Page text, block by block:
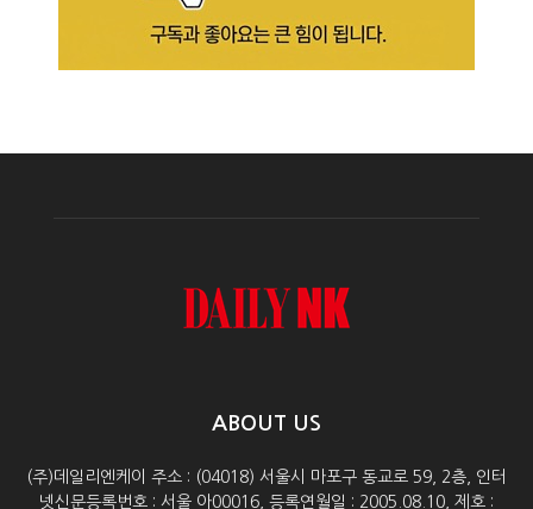
ABOUT US
(주)데일리엔케이 주소 : (04018) 서울시 마포구 동교로 59, 2층, 인터
넷신문등록번호 : 서울 아00016, 등록연월일 : 2005.08.10, 제호 :